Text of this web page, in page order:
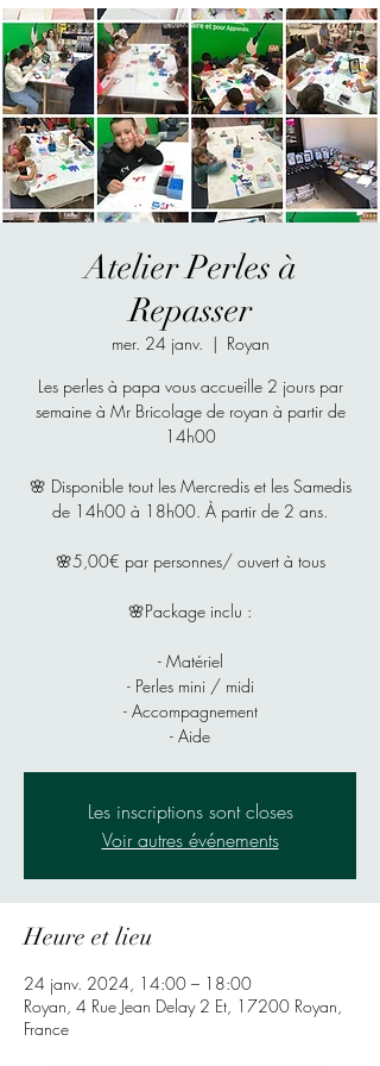
Atelier Perles à
Repasser
mer. 24 janv.
  |
Royan
Les perles à papa vous accueille 2 jours par
semaine à Mr Bricolage de royan à partir de
14h00
🌸 Disponible tout les Mercredis et les Samedis
de 14h00 à 18h00. À partir de 2 ans.
🌸5,00€ par personnes/ ouvert à tous
🌸Package inclu :
- Matériel
- Perles mini / midi
- Accompagnement
- Aide
Les inscriptions sont closes
Voir autres événements
Heure et lieu
24 janv. 2024, 14:00 – 18:00
Royan, 4 Rue Jean Delay 2 Et, 17200 Royan,
France